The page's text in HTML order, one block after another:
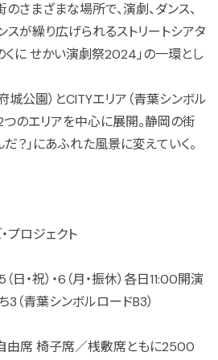
さまざまな場所で、演劇、ダンス、
スが繰り広げられるストリートシアタ
くに せかい演劇祭2024」の一環とし
城公園）とCITYエリア（青葉シンボル
のエリアを中心に展開。静岡の街
？」にあふれた風景に変えていく。
プロジェクト
日・祝）・6（月・振休）各日11:00開演
3（青葉シンボルロードB3）
由席 椅子席／桟敷席ともに2500